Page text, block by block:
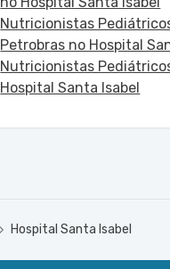
Nutricionistas
Petrobras no Hospital
Nutricionistas
Hospital Santa Isabel
Hospital Santa Isabel